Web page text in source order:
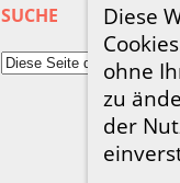
Diese
ohne
zu
der
SUCHE